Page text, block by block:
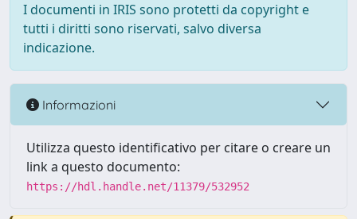
I documenti in IRIS sono protetti da copyright e
tutti i diritti sono riservati, salvo diversa
indicazione.
Informazioni
Utilizza questo identificativo per citare o creare un
link a questo documento:
https://hdl.handle.net/11379/532952